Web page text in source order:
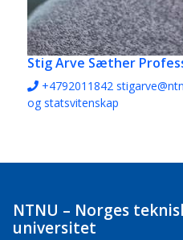
Stig Arve Sæther
+4792011842
og statsvitenskap
NTNU – Norges
universitet